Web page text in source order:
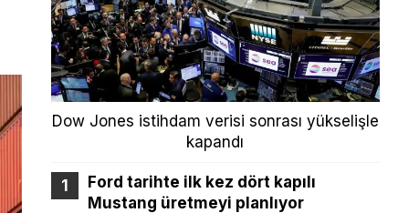
Dow Jones istihdam verisi sonrası yükselişle
kapandı
Ford tarihte ilk kez dört kapılı
Mustang üretmeyi planlıyor